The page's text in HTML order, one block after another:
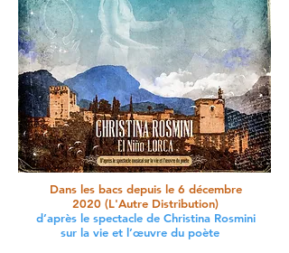
Dans les bacs depuis le 6 décembre
2020 (L'Autre Distribution)
d’après le spectacle de Christina Rosmini
sur la vie et l’œuvre du poète